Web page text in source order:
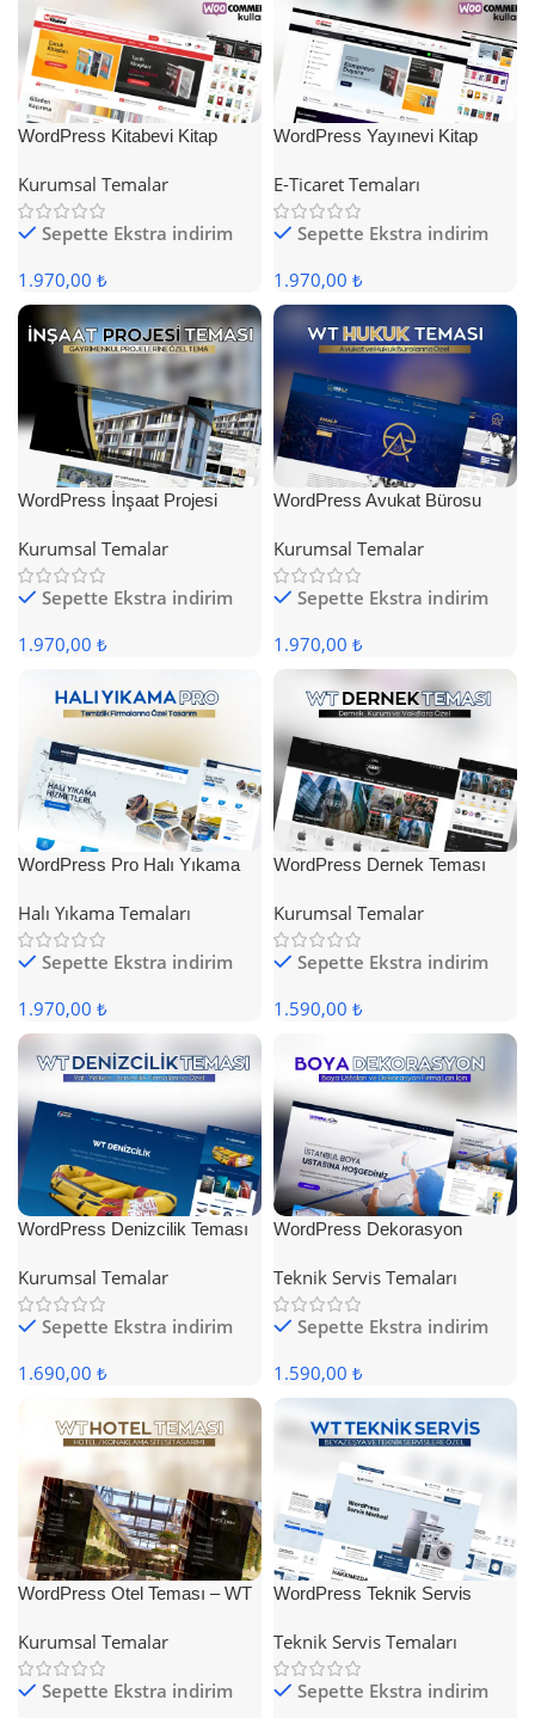
WordPress Kitabevi Kitap
Kurumsal Temalar
Sepette Ekstra indirim
1.970,00 ₺
WordPress Yayınevi Kitap
E-Ticaret Temaları
Sepette Ekstra indirim
1.970,00 ₺
WordPress İnşaat Projesi
Kurumsal Temalar
Sepette Ekstra indirim
1.970,00 ₺
WordPress Avukat Bürosu
Kurumsal Temalar
Sepette Ekstra indirim
1.970,00 ₺
WordPress Pro Halı Yıkama
Halı Yıkama Temaları
Sepette Ekstra indirim
1.970,00 ₺
WordPress Dernek Teması
Kurumsal Temalar
Sepette Ekstra indirim
1.590,00 ₺
WordPress Denizcilik Teması
Kurumsal Temalar
Sepette Ekstra indirim
1.690,00 ₺
WordPress Dekorasyon
Teknik Servis Temaları
Sepette Ekstra indirim
1.590,00 ₺
WordPress Otel Teması – WT
Kurumsal Temalar
Sepette Ekstra indirim
WordPress Teknik Servis
Teknik Servis Temaları
Sepette Ekstra indirim